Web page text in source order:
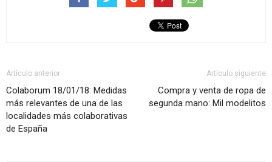
Artículo anterior
Colaborum 18/01/18: Medidas
más relevantes de una de las
localidades más colaborativas
de España
Artículo siguiente
Compra y venta de ropa de
segunda mano: Mil modelitos